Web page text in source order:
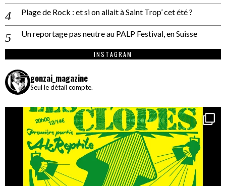
Plage de Rock : et si on allait à Saint Trop’ cet été ?
Un reportage pas neutre au PALP Festival, en Suisse
INSTAGRAM
gonzai_magazine
Seul le détail compte.